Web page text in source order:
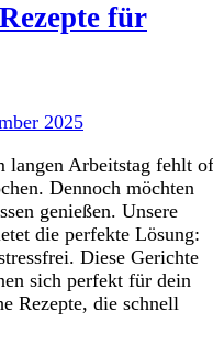
für
2025
langen Arbeitstag fehlt
Dennoch möchten
genießen. Unsere
die perfekte Lösung:
Diese Gerichte
sich perfekt für dein
Rezepte, die schnell